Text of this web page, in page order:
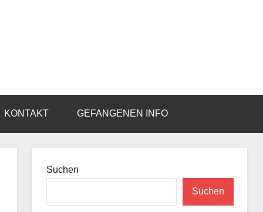
KONTAKT GEFANGENEN INFO
Suchen
Suchen